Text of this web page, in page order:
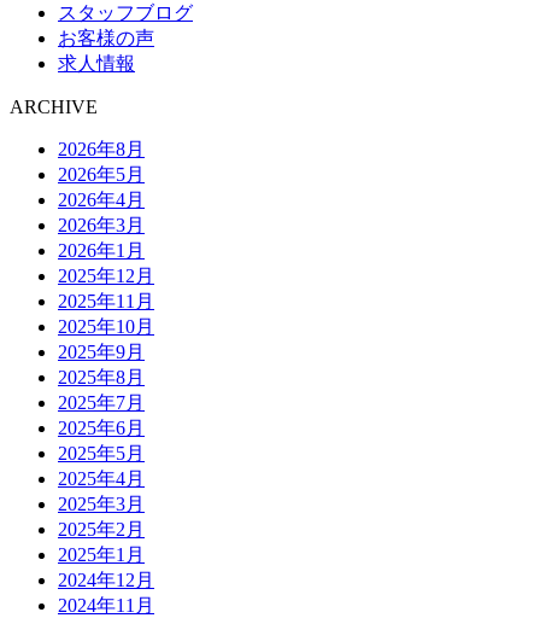
スタッフブログ
お客様の声
求人情報
ARCHIVE
2026年8月
2026年5月
2026年4月
2026年3月
2026年1月
2025年12月
2025年11月
2025年10月
2025年9月
2025年8月
2025年7月
2025年6月
2025年5月
2025年4月
2025年3月
2025年2月
2025年1月
2024年12月
2024年11月